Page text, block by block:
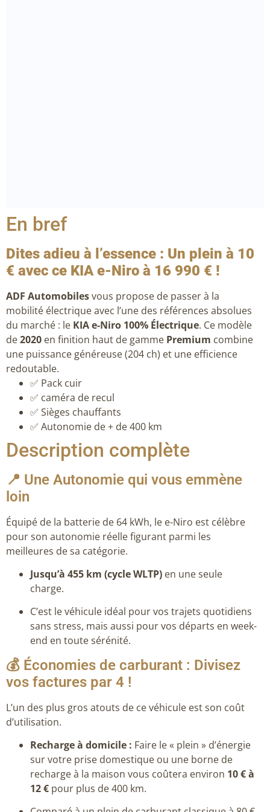
En bref
Dites adieu à l’essence : Un plein à 10
€ avec ce KIA e-Niro à 16 990 € !
ADF Automobilesvous propose de passer à la
mobilité électrique avec l’une des références absolues
du marché : le KIA e-Niro 100% Électrique. Ce modèle
de2020 en finition haut de gamme Premium combine
une puissance généreuse (204 ch) et une efficience
redoutable.
✅ Pack cuir
✅ caméra de recul
✅ Sièges chauffants
✅ Autonomie de + de 400 km
Description complète
📍 Une Autonomie qui vous emmène
loin
Équipé de la batterie de 64 kWh, le e-Niro est célèbre
pour son autonomie réelle figurant parmi les
meilleures de sa catégorie.
Jusqu’à 455 km (cycle WLTP) en une seule
charge.
C’est le véhicule idéal pour vos trajets quotidiens
sans stress, mais aussi pour vos départs en week-
end en toute sérénité.
💰 Économies de carburant : Divisez
vos factures par 4 !
L’un des plus gros atouts de ce véhicule est son coût
d’utilisation.
Recharge à domicile : Faire le « plein » d’énergie
sur votre prise domestique ou une borne de
recharge à la maison vous coûtera environ 10 € à
12 € pour plus de 400 km.